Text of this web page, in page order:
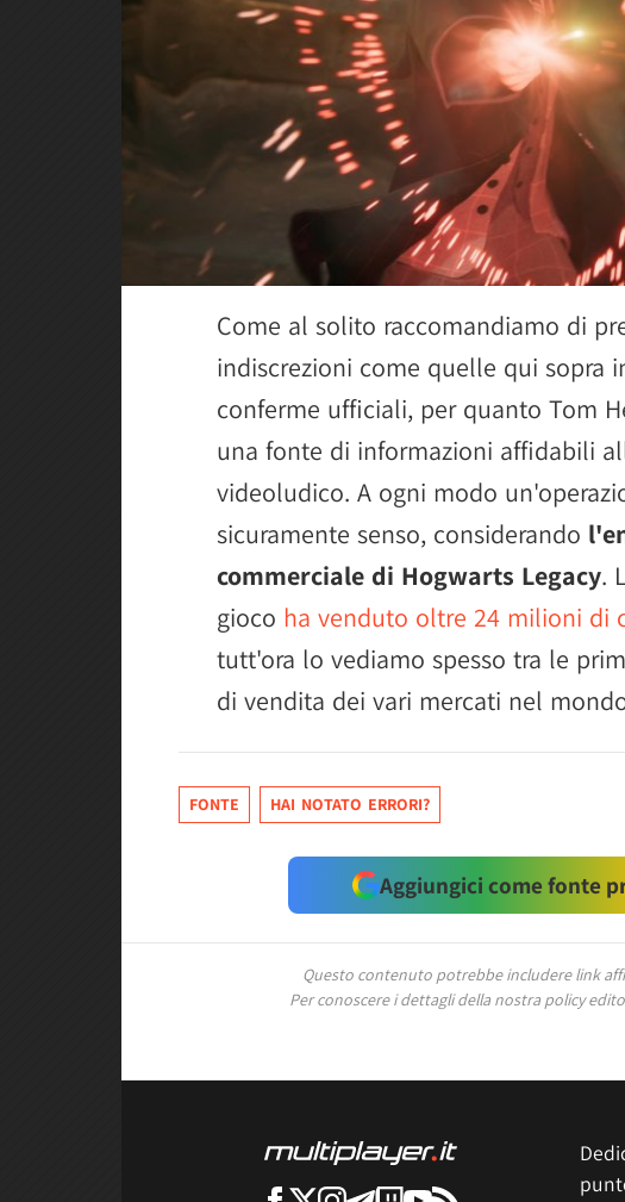
Come al solito raccomandiamo di
indiscrezioni come quelle qui sopra
conferme ufficiali, per quanto Tom
una fonte di informazioni affidabili
videoludico. A ogni modo
sicuramente senso, considerando
commerciale di Hogwarts Legacy.
gioco ha venduto oltre 24 milioni di
tutt'ora lo vediamo spesso tra le
di vendita dei vari mercati nel
FONTE HAI NOTATO ERRORI?
Aggiungici come fonte
Questo contenuto potrebbe includere link
Per conoscere i dettagli della nostra policy